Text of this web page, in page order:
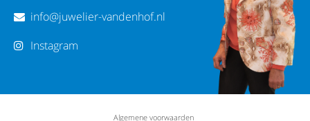
info@juwelier-vandenhof.nl
Instagram
Algemene voorwaarden